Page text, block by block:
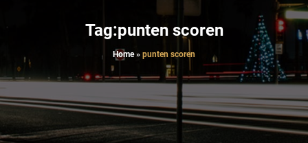
Tag:punten scoren
Home» punten scoren